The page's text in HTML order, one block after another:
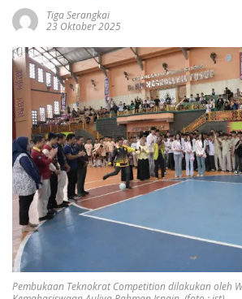
Tiga Serangkai
23 Oktober 2025
Pembukaan Teknokrat Competition dilakukan oleh